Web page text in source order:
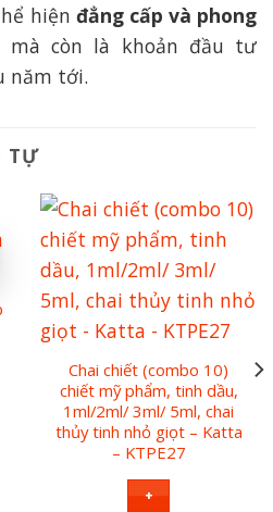
hiện đẳng cấp và phong
mà còn là khoản đầu tư
năm tới.
TỰ
Chai chiết (combo 10)
chiết mỹ phẩm, tinh dầu,
1ml/2ml/ 3ml/ 5ml, chai
thủy tinh nhỏ giọt – Katta
– KTPE27
+